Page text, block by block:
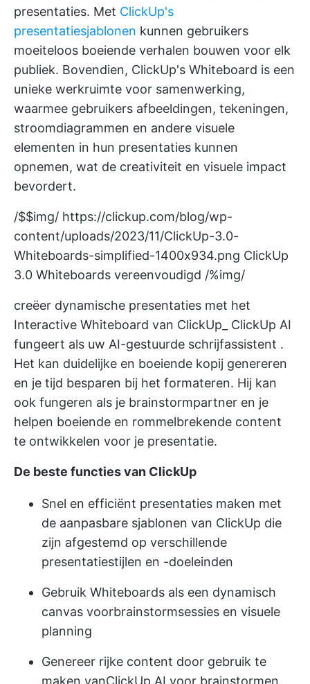
presentaties. Met ClickUp's
presentatiesjablonen kunnen gebruikers
moeiteloos boeiende verhalen bouwen voor elk
publiek. Bovendien, ClickUp's Whiteboard is een
unieke werkruimte voor samenwerking,
waarmee gebruikers afbeeldingen, tekeningen,
stroomdiagrammen en andere visuele
elementen in hun presentaties kunnen
opnemen, wat de creativiteit en visuele impact
bevordert.
/$$img/ https://clickup.com/blog/wp-
content/uploads/2023/11/ClickUp-3.0-
Whiteboards-simplified-1400x934.png ClickUp
3.0 Whiteboards vereenvoudigd /%img/
creëer dynamische presentaties met het
Interactive Whiteboard van ClickUp_ ClickUp AI
fungeert als uw AI-gestuurde schrijfassistent .
Het kan duidelijke en boeiende kopij genereren
en je tijd besparen bij het formateren. Hij kan
ook fungeren als je brainstormpartner en je
helpen boeiende en rommelbrekende content
te ontwikkelen voor je presentatie.
De beste functies van ClickUp
Snel en efficiënt presentaties maken met
de aanpasbare sjablonen van ClickUp die
zijn afgestemd op verschillende
presentatiestijlen en -doeleinden
Gebruik Whiteboards als een dynamisch
canvas voorbrainstormsessies en visuele
planning
Genereer rijke content door gebruik te
maken vanClickUp AI voor brainstormen,